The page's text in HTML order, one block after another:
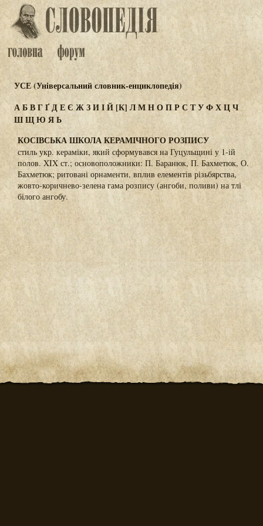
УСЕ (Універсальний словник-енциклопедія)
АБВГҐДЕЄ ЖЗИІЙ [К] ЛМНОПР СТУФХЦЧ
ШЩЮЯЬ
КОСІВСЬКА ШКОЛА КЕРАМІЧНОГО РОЗПИСУ
стиль укр. кераміки, який сформувався на Гуцульщині у 1-ій
полов. XIX ст.; основоположники: П. Баранюк, П. Бахметюк, О.
Бахметюк; ритовані орнаменти, вплив елементів різьбярства,
жовто-коричнево-зелена гама розпису (ангоби, поливи) на тлі
білого ангобу.